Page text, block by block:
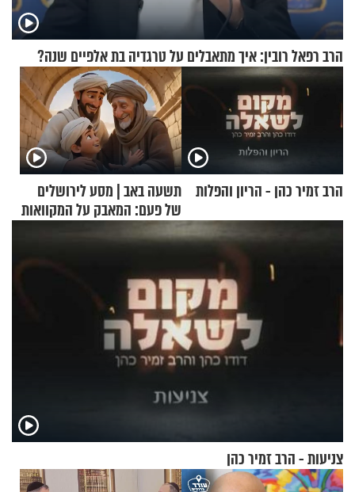
הרב רפאל רובין: איך מתאבלים על טרגדיה בת אלפיים שנה?
הרב זמיר כהן - הריון והפלות
תשעה באב | מסע לירושלים
של פעם: המאבק על המקוואות
צניעות - הרב זמיר כהן